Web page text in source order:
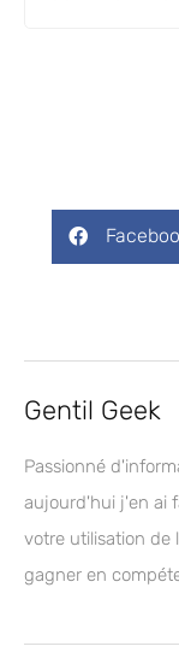
Gentil Geek
Passionné
aujourd'hui j'en ai
votre utilisation de
gagner en